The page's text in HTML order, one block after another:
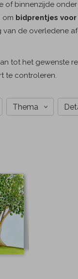
binnenzijde onder
om bidprentjes voor
de overledene
tot het gewenste
te controleren.
Thema